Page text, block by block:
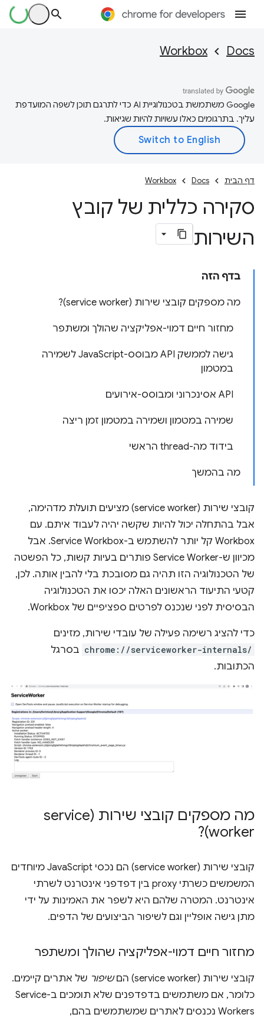
Docs
Workbox
‫Google משתמשת בטכנולוגיית AI כדי לתרגם תוכן לשפה המועדפת
עליך. בתרגומים כאלו עשויות להיות שגיאות.
דף הבית Docs
Workbox
סקירה כללית של קובץ
השירות
בדף הזה
מה מספקים קובצי שירות (service worker)?
מחזור חיים דמוי-אפליקציה שהולך ומשתפר
גישה לממשק API מבוסס-JavaScript לשמירה
במטמון
API אסינכרוני ומבוסס-אירועים
שמירה במטמון ושמירה במטמון זמן ריצה
בידוד מה-thread הראשי
מה בהמשך
קובצי שירות (service worker) מציעים תועלת מדהימה,
אבל בהתחלה יכול להיות שקשה יהיה לעבוד איתם. עם
Workbox קל יותר להשתמש ב-Service Workbox. אבל
מכיוון ש-Service Worker פותרים בעיות קשות, כל הפשטה
של הטכנולוגיה הזו תהיה גם מסובכת בלי להבין אותה. לכן,
קטעי התיעוד הראשונים האלה יכסו את הטכנולוגיה
הבסיסית לפני שנכנס לפרטים ספציפיים של Workbox.
כדי להציג רשימה פעילה של עובדי שירות, מזינים
chrome://serviceworker-internals/ בסרגל
הכתובות.
מה מספקים קובצי שירות (service
worker)?
קובצי שירות (service worker) הם נכסי JavaScript מיוחדים
המשמשים כשרתי proxy בין דפדפני אינטרנט לשרתי
אינטרנט. המטרה שלהם היא לשפר את האמינות על ידי
מתן גישה אופליין וגם לשיפור הביצועים של הדפים.
מחזור חיים דמוי-אפליקציה שהולך ומשתפר
קובצי שירות (service worker) הם שיפור של אתרים קיימים.
כלומר, אם משתמשים בדפדפנים שלא תומכים ב-Service
Workers נכנסים לאתרים שמשתמשים בהם,